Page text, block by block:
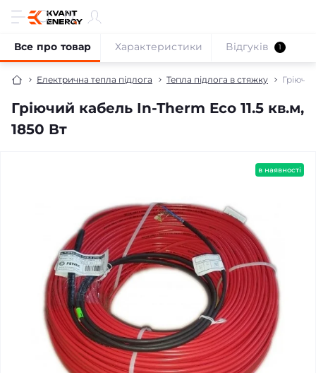
Електрична тепла підлога Тепла підлога в стяжку
Гріючий кабель In-Therm Eco 11.5 кв.м,
1850 Вт
Все про товар Характеристики Відгуків 1
в наявності